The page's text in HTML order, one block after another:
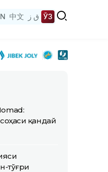
中文 ق ز ЎЗ
қандай
тўғри